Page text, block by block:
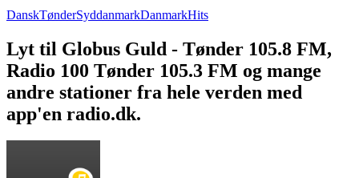
DanskTønderSyddanmarkDanmarkHits
Lyt til Globus Guld - Tønder 105.8 FM,
Radio 100 Tønder 105.3 FM og mange
andre stationer fra hele verden med
app'en radio.dk.